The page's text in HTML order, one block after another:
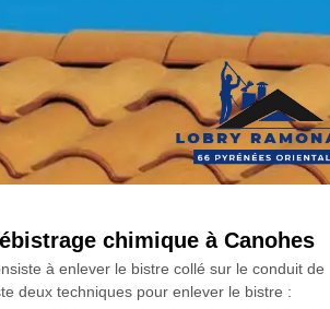
chimique à Canohes
à enlever le bistre collé sur le conduit de
deux techniques pour enlever le bistre :